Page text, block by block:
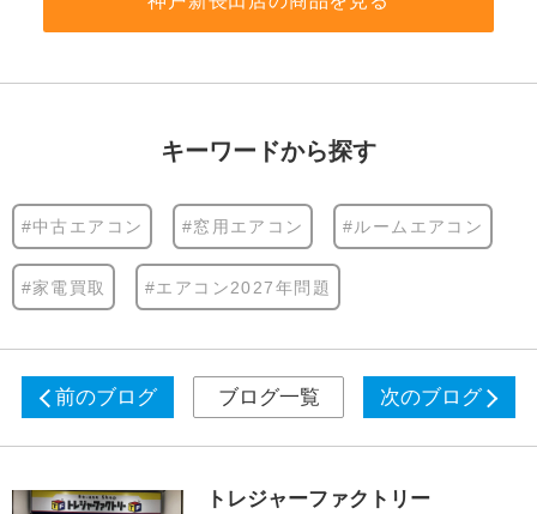
キーワードから探す
#中古エアコン #窓用エアコン #ルームエアコン
#家電買取 #エアコン2027年問題
前のブログ ブログ一覧 次のブログ
トレジャーファクトリー